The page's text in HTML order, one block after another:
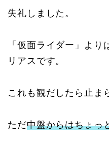
失礼しました。
「仮面ライダー」よ
リアスです。
これも観だしたら止ま
ただ中盤からはちょっ